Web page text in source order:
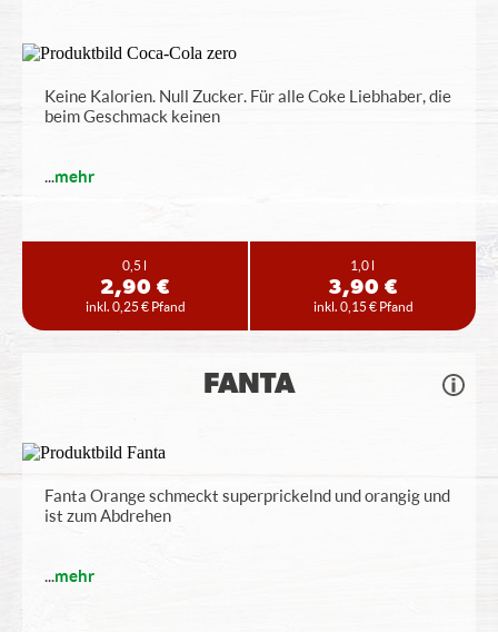
Keine Kalorien. Null Zucker. Für alle Coke Liebhaber, die
beim Geschmack keinen
...mehr
0,5 l
2,90 €
inkl. 0,25 € Pfand
1,0 l
3,90 €
inkl. 0,15 € Pfand
FANTA
Fanta Orange schmeckt superprickelnd und orangig und
ist zum Abdrehen
...mehr